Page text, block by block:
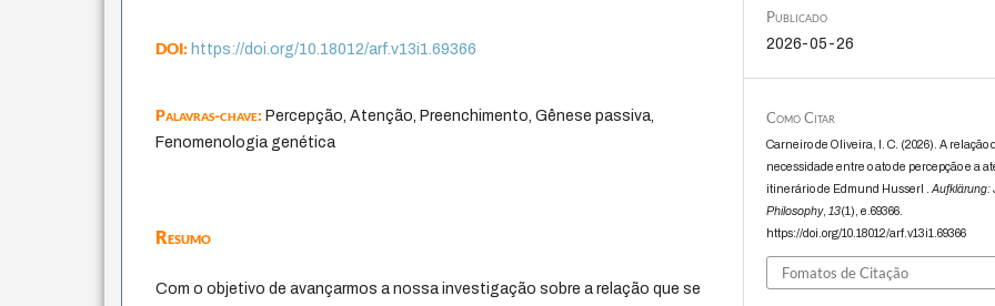
DOI:https://doi.org/10.18012/arf.v13i1.69366
Palavras-chave:Percepção, Atenção, Preenchimento, Gênese passiva,
Fenomenologia genética
Resumo
Com o objetivo de avançarmos a nossa investigação sobre a relação que se
Publicado
2026-05-26
Como Citar
Carneiro de Oliveira, I. C. (2026). A relação
necessidade entre o ato de percepção e a
itinerário de Edmund Husserl .Aufklärung:
Philosophy, 13(1), e.69366.
https://doi.org/10.18012/arf.v13i1.69366
Fomatos de Citação